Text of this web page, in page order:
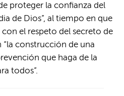
proteger la confianza del
de Dios”, al tiempo en que
el respeto del secreto de
construcción de una
que haga de la
todos”.